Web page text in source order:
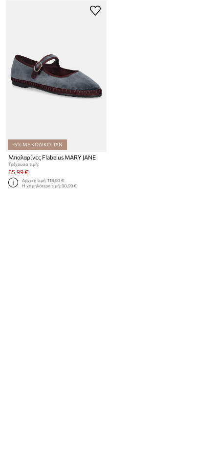
-5% ΜΕ ΚΩΔΙΚΟ: TAN
Μπαλαρίνες Flabelus MARY JANE
Τρέχουσα τιμή:
85,99 €
Αρχική τιμή:118,90 €
Η χαμηλότερη τιμή:90,99 €